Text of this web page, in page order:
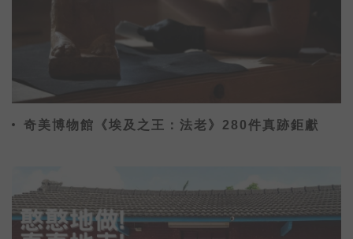
奇美博物館《埃及之王：法老》280件真跡鉅獻